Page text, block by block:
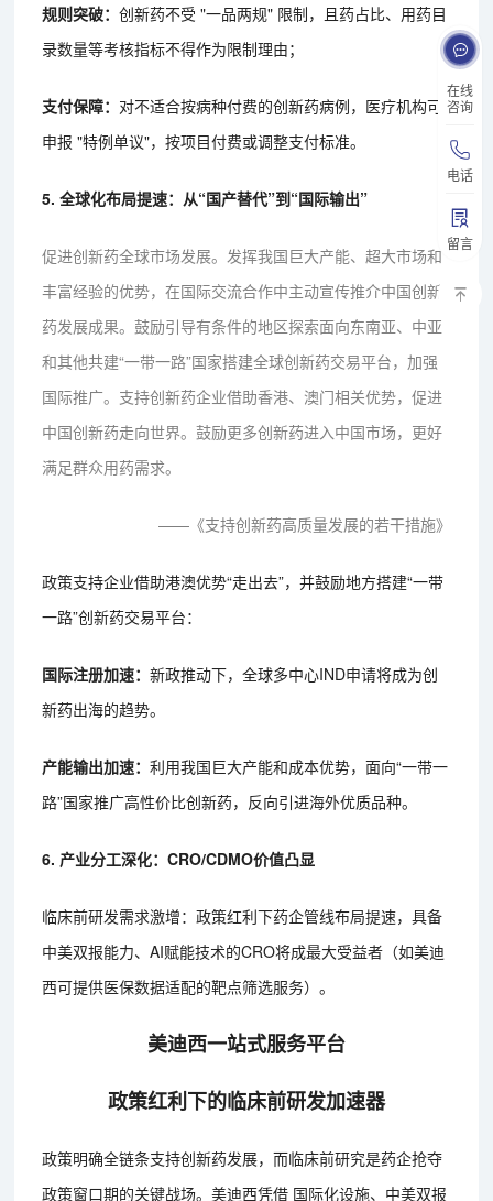
在线
咨询
电话
留言
规则突破：创新药不受 "一品两规" 限制，且药占比、用药目
录数量等考核指标不得作为限制理由；
支付保障： 对不适合按病种付费的创新药病例，医疗机构可
申报 "特例单议"，按项目付费或调整支付标准。
5. 全球化布局提速：从“国产替代”到“国际输出”
促进创新药全球市场发展。发挥我国巨大产能、超大市场和
丰富经验的优势，在国际交流合作中主动宣传推介中国创新
药发展成果。鼓励引导有条件的地区探索面向东南亚、中亚
和其他共建“一带一路”国家搭建全球创新药交易平台，加强
国际推广。支持创新药企业借助香港、澳门相关优势，促进
中国创新药走向世界。鼓励更多创新药进入中国市场，更好
满足群众用药需求。
——《支持创新药高质量发展的若干措施》
政策支持企业借助港澳优势“走出去”，并鼓励地方搭建“一带
一路”创新药交易平台：
国际注册加速：新政推动下，全球多中心IND申请将成为创
新药出海的趋势。
产能输出加速：利用我国巨大产能和成本优势，面向“一带一
路”国家推广高性价比创新药，反向引进海外优质品种。
6. 产业分工深化：CRO/CDMO价值凸显
临床前研发需求激增：政策红利下药企管线布局提速，具备
中美双报能力、AI赋能技术的CRO将成最大受益者（如美迪
西可提供医保数据适配的靶点筛选服务）。
美迪西一站式服务平台
政策红利下的临床前研发加速器
政策明确全链条支持创新药发展，而临床前研究是药企抢夺
政策窗口期的关键战场。美迪西凭借 国际化设施、中美双报